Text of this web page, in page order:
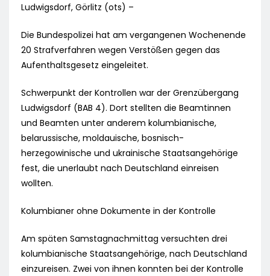
Ludwigsdorf, Görlitz (ots) –
Die Bundespolizei hat am vergangenen Wochenende
20 Strafverfahren wegen Verstößen gegen das
Aufenthaltsgesetz eingeleitet.
Schwerpunkt der Kontrollen war der Grenzübergang
Ludwigsdorf (BAB 4). Dort stellten die Beamtinnen
und Beamten unter anderem kolumbianische,
belarussische, moldauische, bosnisch-
herzegowinische und ukrainische Staatsangehörige
fest, die unerlaubt nach Deutschland einreisen
wollten.
Kolumbianer ohne Dokumente in der Kontrolle
Am späten Samstagnachmittag versuchten drei
kolumbianische Staatsangehörige, nach Deutschland
einzureisen. Zwei von ihnen konnten bei der Kontrolle